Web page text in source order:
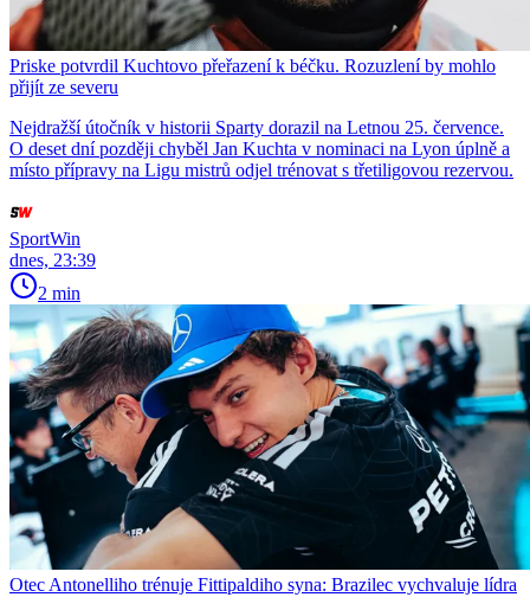
Priske potvrdil Kuchtovo přeřazení k béčku. Rozuzlení by mohlo
přijít ze severu
Nejdražší útočník v historii Sparty dorazil na Letnou 25. července.
O deset dní později chyběl Jan Kuchta v nominaci na Lyon úplně a
místo přípravy na Ligu mistrů odjel trénovat s třetiligovou rezervou.
SportWin
dnes, 23:39
2 min
Otec Antonelliho trénuje Fittipaldiho syna: Brazilec vychvaluje lídra